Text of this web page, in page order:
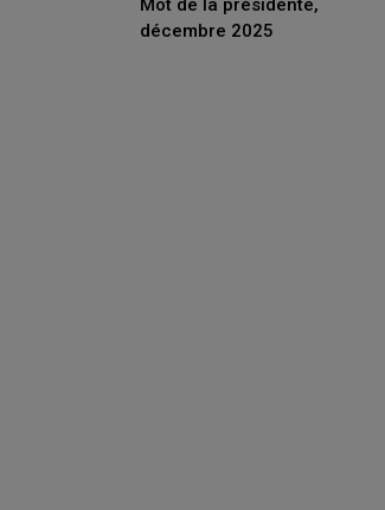
Mot de la présidente,
décembre 2025